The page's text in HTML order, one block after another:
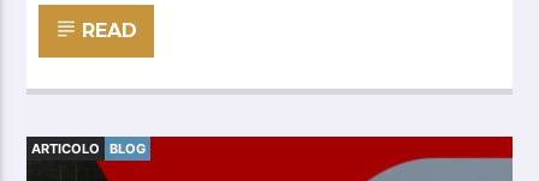
READ
ARTICOLO BLOG